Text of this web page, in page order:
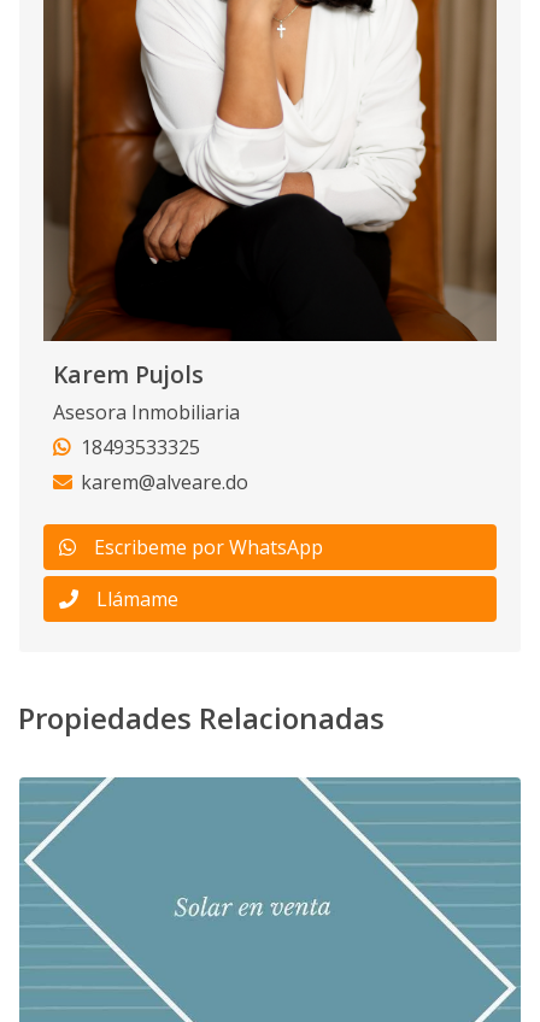
Karem Pujols
Asesora Inmobiliaria
18493533325
karem@alveare.do
Escribeme por WhatsApp
Llámame
Propiedades Relacionadas